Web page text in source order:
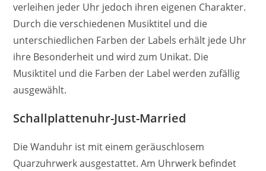
verleihen jeder Uhr jedoch ihren eigenen Charakter.
Durch die verschiedenen Musiktitel und die
unterschiedlichen Farben der Labels erhält jede Uhr
ihre Besonderheit und wird zum Unikat. Die
Musiktitel und die Farben der Label werden zufällig
ausgewählt.
Schallplattenuhr-Just-Married
Die Wanduhr ist mit einem geräuschlosem
Quarzuhrwerk ausgestattet. Am Uhrwerk befindet